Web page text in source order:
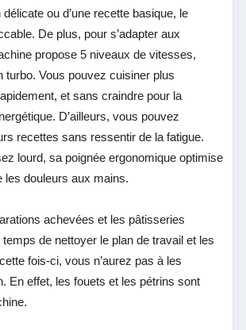
délicate ou d’une recette basique, le
De plus, pour s’adapter aux
propose 5 niveaux de vitesses,
turbo. Vous pouvez cuisiner plus
et sans craindre pour la
D’ailleurs, vous pouvez
recettes sans ressentir de la fatigue.
lourd, sa poignée ergonomique optimise
les douleurs aux mains.
achevées et les pâtisseries
de nettoyer le plan de travail et les
fois-ci, vous n’aurez pas à les
En effet, les fouets et les pétrins sont